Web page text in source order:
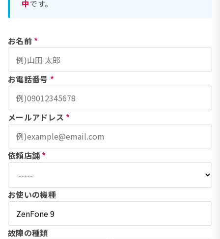
中です。
お名前 *
お電話番号 *
メールアドレス *
依頼店舗 *
お使いの機種
故障の種類